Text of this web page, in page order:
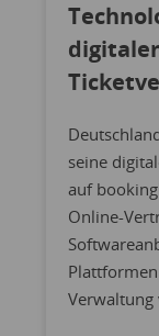
seine
auf
Online-
Verwaltung